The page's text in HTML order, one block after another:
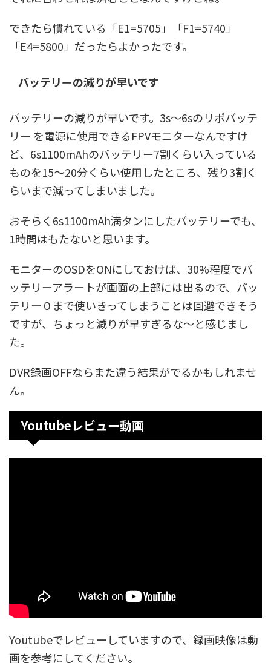
できたら慣れている 「E1=5705」
「F1=5740」
「E4=5800」だったらよかったです。
バッテリーの減りが早いです
バッテリーの減りが早いです。3s〜6sのリポバッテ
リー を電源に使用できるFPVモニターなんですけ
ど、6s1100mAhのバッテリー7割くらい入っている
ものを15〜20分くらい使用したところ、残り3割く
らいまで減ってしまいました。
おそらく6s1100mAh満タンにしたバッテリーでも、
1時間はもたないと思います。
モニターのOSDをONにしておけば、30%程度でバ
ッテリーアラートが画面の上部には出るので、バッ
テリー０まで使いきってしまうことは回避できそう
ですが、ちょっと減りが早すぎるな〜と感じまし
た。
DVR録画OFFならまた違う結果がでるかもしれませ
ん。
Youtubeレビュー動画
Youtubeでレビューしていますので、録画映像は動
画を参考にしてください。